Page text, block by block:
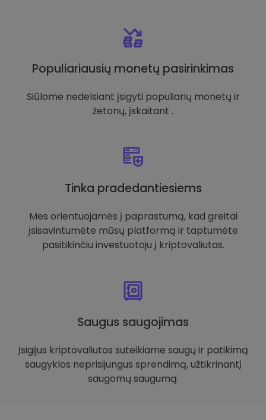
Populiariausių monetų pasirinkimas
Siūlome nedelsiant įsigyti populiarių monetų ir
žetonų, įskaitant .
Tinka pradedantiesiems
Mes orientuojamės į paprastumą, kad greitai
įsisavintumėte mūsų platformą ir taptumėte
pasitikinčiu investuotoju į kriptovaliutas.
Saugus saugojimas
Įsigijus kriptovaliutos suteikiame saugų ir patikimą
saugyklos neprisijungus sprendimą, užtikrinantį
saugomų saugumą.